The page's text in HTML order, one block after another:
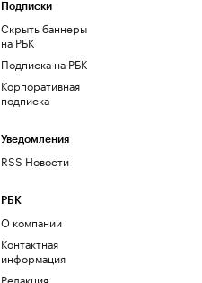
Подписки
Скрыть баннеры
на РБК
Подписка на РБК
Корпоративная
подписка
Уведомления
RSS Новости
РБК
О компании
Контактная
информация
Редакция